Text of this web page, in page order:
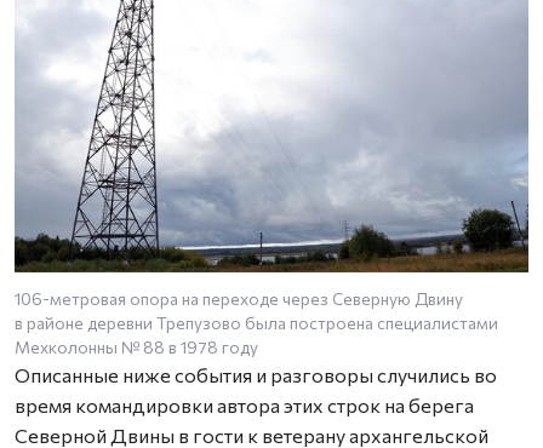
106-метровая опора на переходе через Северную Двину
в районе деревни Трепузово была построена специалистами
Мехколонны № 88 в 1978 году
Описанные ниже события и разговоры случились во
время командировки автора этих строк на берега
Северной Двины в гости к ветерану архангельской